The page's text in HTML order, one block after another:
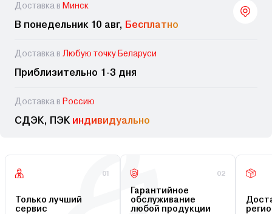
Доставка в Минск
В понедельник 10 авг, Бесплатно
Доставка в Любую точку Беларуси
Приблизительно 1-3 дня
Доставка в Россию
СДЭК, ПЭК индивидуально
01
Только лучший
сервис
02
Гарантийное
обслуживание
любой продукции